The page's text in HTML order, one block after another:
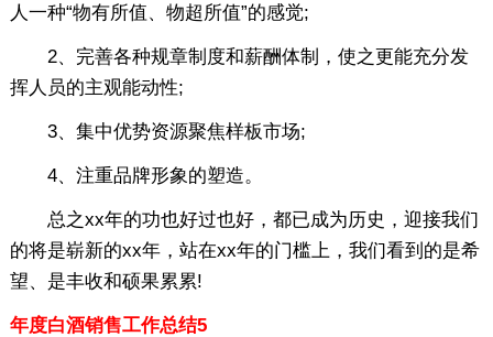
人一种“物有所值、物超所值”的感觉;
2、完善各种规章制度和薪酬体制，使之更能充分发
挥人员的主观能动性;
3、集中优势资源聚焦样板市场;
4、注重品牌形象的塑造。
总之xx年的功也好过也好，都已成为历史，迎接我们
的将是崭新的xx年，站在xx年的门槛上，我们看到的是希
望、是丰收和硕果累累!
年度白酒销售工作总结5